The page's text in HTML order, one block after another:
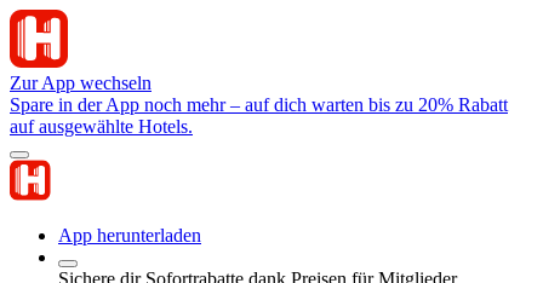
Zur App wechseln
Spare in der App noch mehr – auf dich warten bis zu 20% Rabatt
auf ausgewählte Hotels.
App herunterladen
Sichere dir Sofortrabatte dank Preisen für Mitglieder